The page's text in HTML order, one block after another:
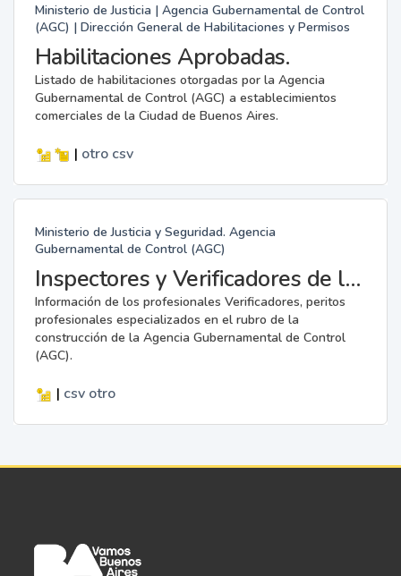
Ministerio de Justicia | Agencia Gubernamental de Control
(AGC) | Dirección General de Habilitaciones y Permisos
Habilitaciones Aprobadas.
Listado de habilitaciones otorgadas por la Agencia
Gubernamental de Control (AGC) a establecimientos
comerciales de la Ciudad de Buenos Aires.
| otro csv
Ministerio de Justicia y Seguridad. Agencia
Gubernamental de Control (AGC)
Inspectores y Verificadores de la AGC
Información de los profesionales Verificadores, peritos
profesionales especializados en el rubro de la
construcción de la Agencia Gubernamental de Control
(AGC).
| csv otro